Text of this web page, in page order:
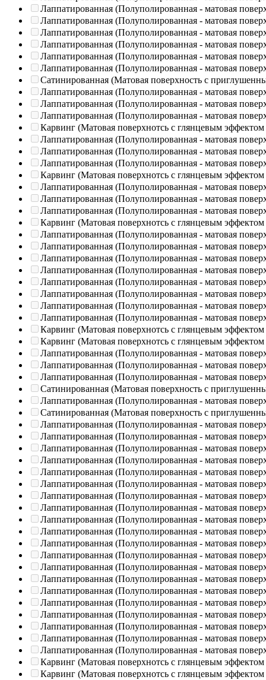
Лаппатированная (Полуполированная - матовая
Лаппатированная (Полуполированная - матовая
Лаппатированная (Полуполированная - матовая
Лаппатированная (Полуполированная - матовая
Лаппатированная (Полуполированная - матовая
Лаппатированная (Полуполированная - матовая
Сатинированная (Матовая поверхность с
Лаппатированная (Полуполированная - матовая
Лаппатированная (Полуполированная - матовая
Лаппатированная (Полуполированная - матовая
Карвинг (Матовая поверхнотсь с глянцевым эффектом
Лаппатированная (Полуполированная - матовая
Лаппатированная (Полуполированная - матовая
Лаппатированная (Полуполированная - матовая
Карвинг (Матовая поверхнотсь с глянцевым эффектом
Лаппатированная (Полуполированная - матовая
Лаппатированная (Полуполированная - матовая
Лаппатированная (Полуполированная - матовая
Карвинг (Матовая поверхнотсь с глянцевым эффектом
Лаппатированная (Полуполированная - матовая
Лаппатированная (Полуполированная - матовая
Лаппатированная (Полуполированная - матовая
Лаппатированная (Полуполированная - матовая
Лаппатированная (Полуполированная - матовая
Лаппатированная (Полуполированная - матовая
Лаппатированная (Полуполированная - матовая
Лаппатированная (Полуполированная - матовая
Карвинг (Матовая поверхнотсь с глянцевым эффектом
Карвинг (Матовая поверхнотсь с глянцевым эффектом
Лаппатированная (Полуполированная - матовая
Лаппатированная (Полуполированная - матовая
Лаппатированная (Полуполированная - матовая
Сатинированная (Матовая поверхность с
Лаппатированная (Полуполированная - матовая
Сатинированная (Матовая поверхность с
Лаппатированная (Полуполированная - матовая
Лаппатированная (Полуполированная - матовая
Лаппатированная (Полуполированная - матовая
Лаппатированная (Полуполированная - матовая
Лаппатированная (Полуполированная - матовая
Лаппатированная (Полуполированная - матовая
Лаппатированная (Полуполированная - матовая
Лаппатированная (Полуполированная - матовая
Лаппатированная (Полуполированная - матовая
Лаппатированная (Полуполированная - матовая
Лаппатированная (Полуполированная - матовая
Лаппатированная (Полуполированная - матовая
Лаппатированная (Полуполированная - матовая
Лаппатированная (Полуполированная - матовая
Лаппатированная (Полуполированная - матовая
Лаппатированная (Полуполированная - матовая
Лаппатированная (Полуполированная - матовая
Лаппатированная (Полуполированная - матовая
Лаппатированная (Полуполированная - матовая
Лаппатированная (Полуполированная - матовая
Карвинг (Матовая поверхнотсь с глянцевым эффектом
Карвинг (Матовая поверхнотсь с глянцевым эффектом